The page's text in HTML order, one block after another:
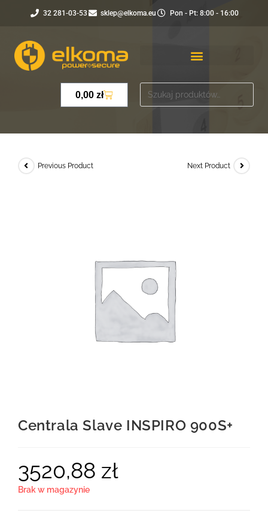
32 281-03-53 sklep@elkoma.eu Pon - Pt: 8:00 - 16:00
0,00 zł
Previous Product Next Product
Centrala Slave INSPIRO 900S+
3520,88 zł
Brak w magazynie